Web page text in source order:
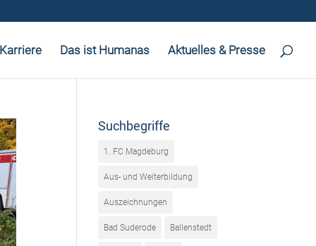
Das ist Humanas Aktuelles & Presse
Suchbegriffe
1. FC Magdeburg
Aus- und Weiterbildung
Auszeichnungen
Bad Suderode Ballenstedt